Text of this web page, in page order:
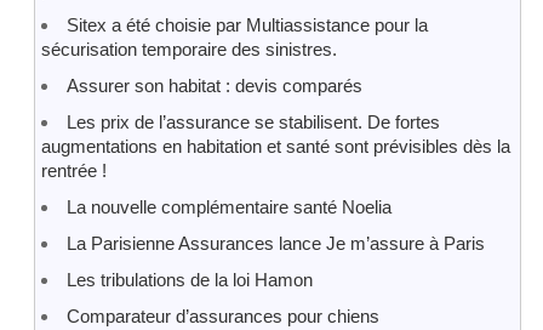
Sitex a été choisie par Multiassistance pour la
sécurisation temporaire des sinistres.
Assurer son habitat : devis comparés
Les prix de l’assurance se stabilisent. De fortes
augmentations en habitation et santé sont prévisibles dès la
rentrée !
La nouvelle complémentaire santé Noelia
La Parisienne Assurances lance Je m’assure à Paris
Les tribulations de la loi Hamon
Comparateur d’assurances pour chiens